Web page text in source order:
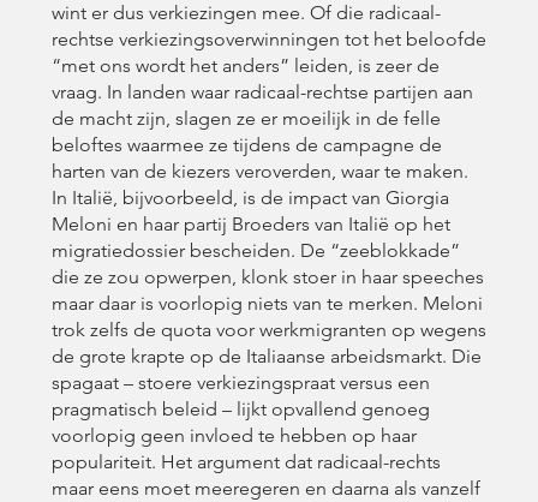
wint er dus verkiezingen mee. Of die radicaal-
rechtse verkiezingsoverwinningen tot het beloofde
“met ons wordt het anders” leiden, is zeer de
vraag. In landen waar radicaal-rechtse partijen aan
de macht zijn, slagen ze er moeilijk in de felle
beloftes waarmee ze tijdens de campagne de
harten van de kiezers veroverden, waar te maken.
In Italië, bijvoorbeeld, is de impact van Giorgia
Meloni en haar partij Broeders van Italië op het
migratiedossier bescheiden. De “zeeblokkade”
die ze zou opwerpen, klonk stoer in haar speeches
maar daar is voorlopig niets van te merken. Meloni
trok zelfs de quota voor werkmigranten op wegens
de grote krapte op de Italiaanse arbeidsmarkt. Die
spagaat – stoere verkiezingspraat versus een
pragmatisch beleid – lijkt opvallend genoeg
voorlopig geen invloed te hebben op haar
populariteit. Het argument dat radicaal-rechts
maar eens moet meeregeren en daarna als vanzelf